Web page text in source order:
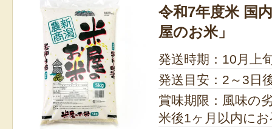
令和7年度米 国
屋のお米」
発送時期：10月上
発送目安：2～3日
賞味期限：風味の
米後1ヶ月以内に